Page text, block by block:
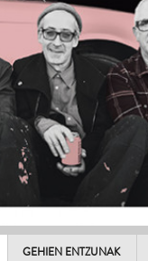
GEHIEN ENTZUNAK